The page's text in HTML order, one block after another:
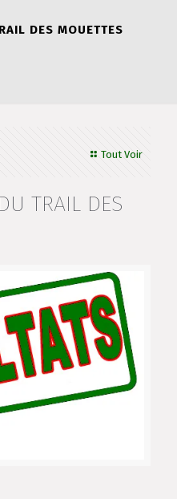
DES MOUETTES
Tout Voir
TRAIL DES